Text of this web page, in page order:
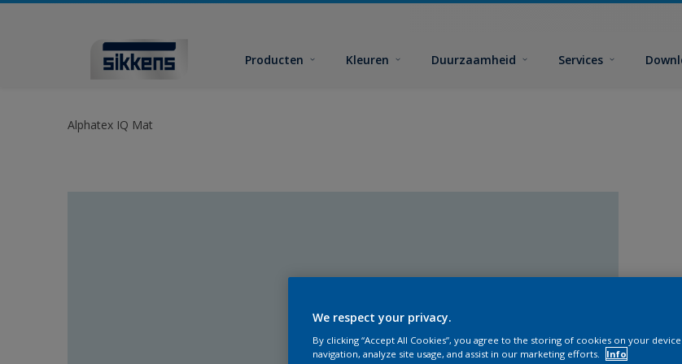
Producten Kleuren Duurzaamheid Services
Alphatex IQ Mat
We respect your privacy.
By clicking “Accept All Cookies”, you agree to the storing of cookies on your
navigation, analyze site usage, and assist in our marketing efforts.
Info